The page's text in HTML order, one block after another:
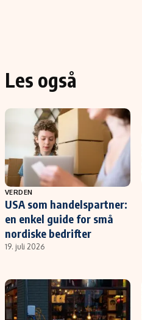
Les også
VERDEN
USA som handelspartner:
en enkel guide for små
nordiske bedrifter
19. juli 2026